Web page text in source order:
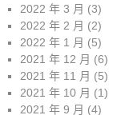
2022 年 3 月 (3)
2022 年 2 月 (2)
2022 年 1 月 (5)
2021 年 12 月 (6)
2021 年 11 月 (5)
2021 年 10 月 (1)
2021 年 9 月 (4)